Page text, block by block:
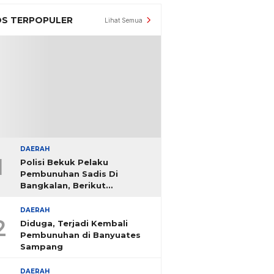
TERPOPULER Lihat Semua
DAERAH
Polisi Bekuk Pelaku
Pembunuhan Sadis Di
Bangkalan, Berikut
DAERAH
Diduga, Terjadi Kembali
Pembunuhan di Banyuates
Sampang
DAERAH